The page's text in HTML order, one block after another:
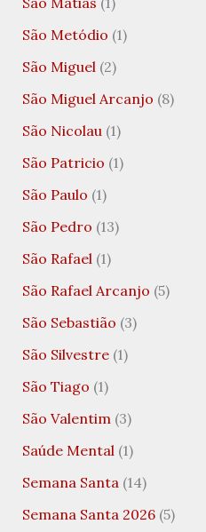
São Metódio (1)
São Miguel(2)
São Miguel Arcanjo (8)
São Nicolau(1)
São Patricio (1)
São Paulo (1)
São Pedro (13)
São Rafael(1)
São Rafael Arcanjo (5)
São Sebastião (3)
São Silvestre(1)
São Tiago (1)
São Valentim(3)
Saúde Mental(1)
Semana Santa(14)
Semana Santa 2026(5)